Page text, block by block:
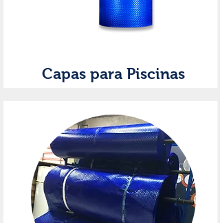
Capas para Piscinas